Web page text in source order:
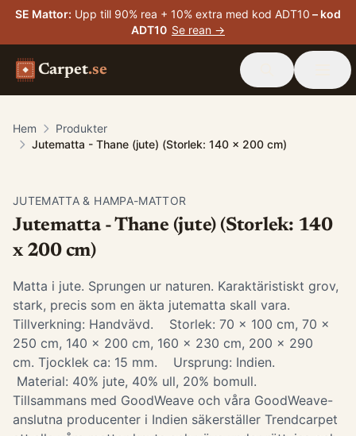
SE Mattor: Upp till 90% rea + 10% extra med kod ADT10 – kod
ADT10 Se rean →
Carpet.se
Hem
Produkter
Jutematta - Thane (jute) (Storlek: 140 x 200 cm)
JUTEMATTA & HAMPA-MATTOR
Jutematta - Thane (jute) (Storlek: 140
x 200 cm)
Matta i jute. Sprungen ur naturen. Karaktäristiskt grov,
stark, precis som en äkta jutematta skall vara.
Tillverkning: Handvävd. Storlek: 70 x 100 cm, 70 x
250 cm, 140 x 200 cm, 160 x 230 cm, 200 x 290
cm. Tjocklek ca: 15 mm. Ursprung: Indien.
Material: 40% jute, 40% ull, 20% bomull.
Tillsammans med GoodWeave och våra GoodWeave-
anslutna producenter i Indien säkerställer Trendcarpet